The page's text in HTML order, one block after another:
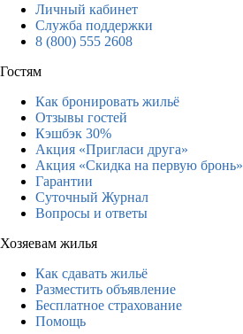
Личный кабинет
Служба поддержки
8 (800) 555 2608
Гостям
Как бронировать жильё
Отзывы гостей
Кэшбэк 30%
Акция «Пригласи друга»
Акция «Скидка на первую бронь»
Гарантии
Суточный Журнал
Вопросы и ответы
Хозяевам жилья
Как сдавать жильё
Разместить объявление
Бесплатное страхование
Помощь